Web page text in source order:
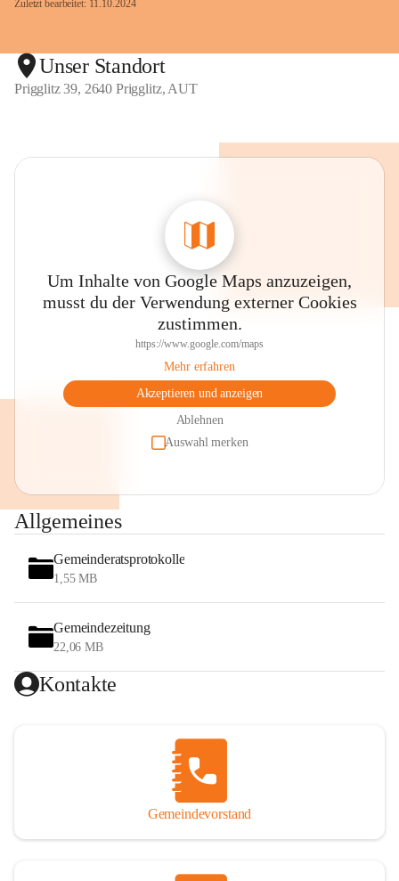
Zuletzt bearbeitet: 11.10.2024
Unser Standort
Prigglitz 39, 2640 Prigglitz, AUT
Um Inhalte von Google Maps anzuzeigen,
musst du der Verwendung externer Cookies
zustimmen.
https://www.google.com/maps
Mehr erfahren
Akzeptieren und anzeigen
Ablehnen
Auswahl merken
Allgemeines
Gemeinderatsprotokolle
1,55 MB
Gemeindezeitung
22,06 MB
Kontakte
Gemeindevorstand